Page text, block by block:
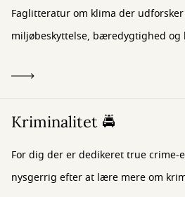
Faglitteratur om klima der
miljøbeskyttelse, bæredygtighed
Kriminalitet 🚔
For dig der er dedikeret true crime-
nysgerrig efter at lære mere om